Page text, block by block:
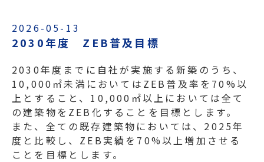
2026-05-13
2030年度 ZEB普及目標
2030年度までに自社が実施する新築のうち、
10,000㎡未満においてはZEB普及率を70%以
上とすること、10,000㎡以上においては全て
の建築物をZEB化することを目標とします。
また、全ての既存建築物においては、2025年
度と比較し、ZEB実績を70%以上増加させる
ことを目標とします。